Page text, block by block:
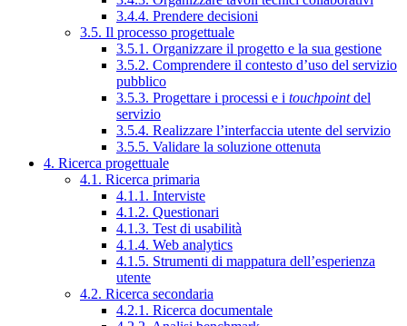
3.4.4. Prendere decisioni
3.5. Il processo progettuale
3.5.1. Organizzare il progetto e la sua gestione
3.5.2. Comprendere il contesto d’uso del servizio
pubblico
3.5.3. Progettare i processi e i touchpointdel
servizio
3.5.4. Realizzare l’interfaccia utente del servizio
3.5.5. Validare la soluzione ottenuta
4. Ricerca progettuale
4.1. Ricerca primaria
4.1.1. Interviste
4.1.2. Questionari
4.1.3. Test di usabilità
4.1.4. Web analytics
4.1.5. Strumenti di mappatura dell’esperienza
utente
4.2. Ricerca secondaria
4.2.1. Ricerca documentale